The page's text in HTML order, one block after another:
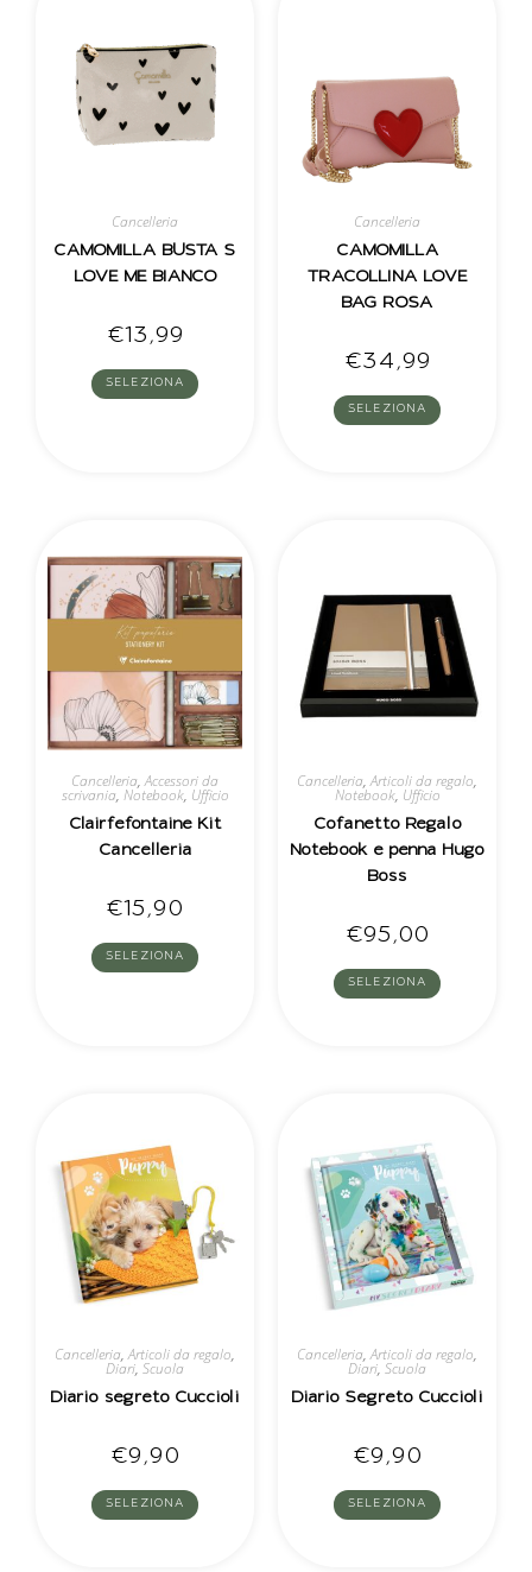
Cancelleria
CAMOMILLA BUSTA S
LOVE ME BIANCO
€13,99
SELEZIONA
Cancelleria
CAMOMILLA
TRACOLLINA LOVE
BAG ROSA
€34,99
SELEZIONA
Cancelleria,Accessori da
scrivania, Notebook, Ufficio
Clairfefontaine Kit
Cancelleria
€15,90
SELEZIONA
Cancelleria,Articoli da regalo,
Notebook, Ufficio
Cofanetto Regalo
Notebook e penna Hugo
Boss
€95,00
SELEZIONA
Cancelleria,Articoli da regalo,
Diari, Scuola
Diario segreto Cuccioli
€9,90
SELEZIONA
Cancelleria,Articoli da regalo,
Diari, Scuola
Diario Segreto Cuccioli
€9,90
SELEZIONA